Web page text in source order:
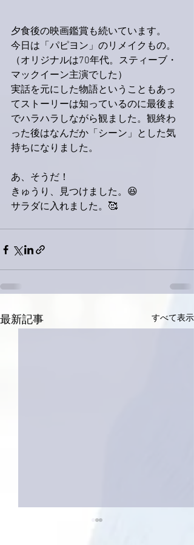
夕食後の映画鑑賞も続いています。
今日は「パピヨン」のリメイクもの。
（オリジナルは70年代。スティーブ・
マックイーン主演でした）
実話を元にした物語ということもあっ
てストーリーは知っているのに最後ま
でハラハラしながら観ました。観終わ
った後はなんだか「シーン」とした気
持ちになりました。
あ、そうだ！
きゅうり、見つけました。😆
サラダに入れました。🥰
最新記事 すべて表示